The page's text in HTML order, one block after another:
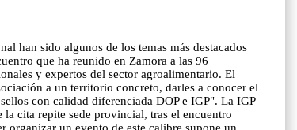
han sido algunos de los temas más destacados
que ha reunido en Zamora a las 96
y expertos del sector agroalimentario. El
a un territorio concreto, darles a conocer el
con calidad diferenciada DOP e IGP". La IGP
cita repite sede provincial, tras el encuentro
organizar un evento de este calibre supone un